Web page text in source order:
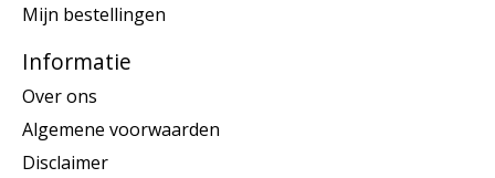
Mijn bestellingen
Informatie
Over ons
Algemene voorwaarden
Disclaimer